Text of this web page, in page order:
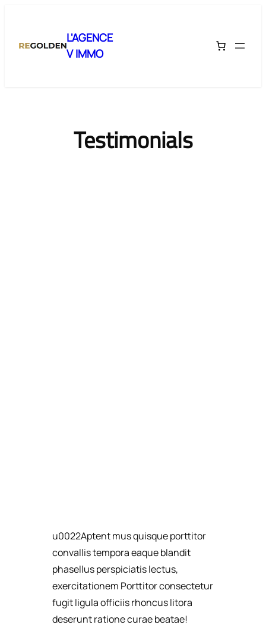
contenu
L'AGENCE
V IMMO
Testimonials
u0022Aptent mus quisque porttitor
convallis tempora eaque blandit
phasellus perspiciatis lectus,
exercitationem Porttitor consectetur
fugit ligula officiis rhoncus litora
deserunt ratione curae beatae!